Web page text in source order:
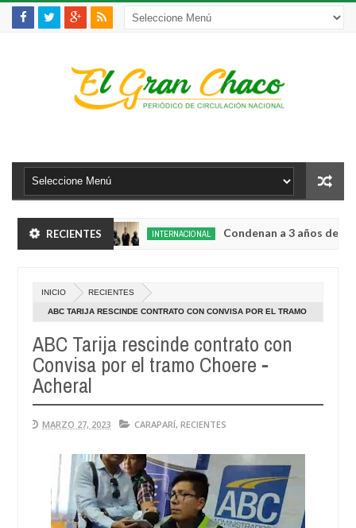
RECIENTES
en Chimoré
Aug
INTERNACIONAL Condenan a 3 años de cárcel
2026 0
en Chimoré
Aug
2026
0
INTERNACIONAL Condenan a 3 años de cárcel
competencias estratégicas
Aug
04,
INTERNACIONAL La víctima
INICIO RECIENTES
ABC TARIJA RESCINDE CONTRATO CON CONVISA POR EL TRAMO
ABC Tarija rescinde contrato con
Convisa por el tramo Choere -
Acheral
MARZO 27, 2023 CARAPARÍ, RECIENTES